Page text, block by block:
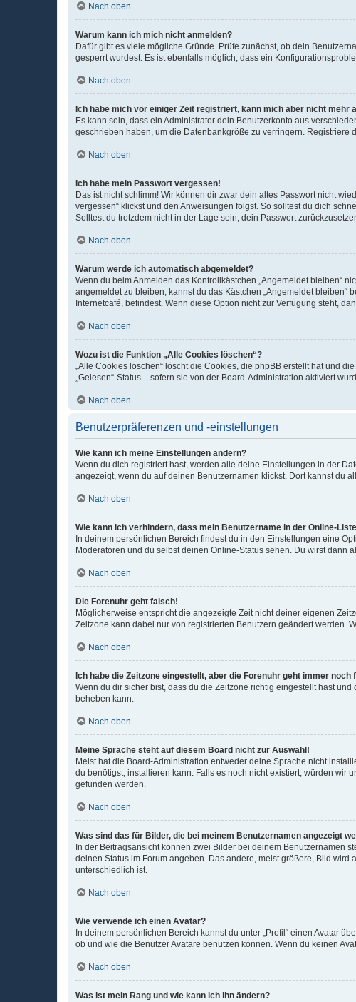
Nach oben
Warum kann ich mich nicht anmelden?
Dafür gibt es viele mögliche Gründe. Prüfe zunächst, ob dein
gesperrt wurdest. Es ist ebenfalls möglich, dass ein
Nach oben
Ich habe mich vor einiger Zeit registriert, kann mich aber nicht mehr
Es kann sein, dass ein Administrator dein Benutzerkonto aus
geschrieben haben, um die Datenbankgröße zu verringern. Registriere
Nach oben
Ich habe mein Passwort vergessen!
Das ist nicht schlimm! Wir können dir zwar dein altes Passwort nicht
vergessen“ klickst und den Anweisungen folgst. So solltest du dich
Solltest du trotzdem nicht in der Lage sein, dein Passwort
Nach oben
Warum werde ich automatisch abgemeldet?
Wenn du beim Anmelden das Kontrollkästchen „Angemeldet bleiben“
angemeldet zu bleiben, kannst du das Kästchen „Angemeldet
Internetcafé, befindest. Wenn diese Option nicht zur Verfügung steht,
Nach oben
Wozu ist die Funktion „Alle Cookies löschen“?
„Alle Cookies löschen“ löscht die Cookies, die phpBB erstellt hat und
„Gelesen“-Status – sofern sie von der Board-Administration aktiviert
Nach oben
Benutzerpräferenzen und -einstellungen
Wie kann ich meine Einstellungen ändern?
Wenn du dich registriert hast, werden alle deine Einstellungen in der
angezeigt, wenn du auf deinen Benutzernamen klickst. Dort kannst du
Nach oben
Wie kann ich verhindern, dass mein Benutzername in der Online-
In deinem persönlichen Bereich findest du in den Einstellungen eine
Moderatoren und du selbst deinen Online-Status sehen. Du wirst dann
Nach oben
Die Forenuhr geht falsch!
Möglicherweise entspricht die angezeigte Zeit nicht deiner eigenen
Zeitzone kann dabei nur von registrierten Benutzern geändert werden.
Nach oben
Ich habe die Zeitzone eingestellt, aber die Forenuhr geht immer noch
Wenn du dir sicher bist, dass du die Zeitzone richtig eingestellt hast
beheben kann.
Nach oben
Meine Sprache steht auf diesem Board nicht zur Auswahl!
Meist hat die Board-Administration entweder deine Sprache nicht
du benötigst, installieren kann. Falls es noch nicht existiert, würden wir
gefunden werden.
Nach oben
Was sind das für Bilder, die bei meinem Benutzernamen angezeigt
In der Beitragsansicht können zwei Bilder bei deinem Benutzernamen
deinen Status im Forum angeben. Das andere, meist größere, Bild
unterschiedlich ist.
Nach oben
Wie verwende ich einen Avatar?
In deinem persönlichen Bereich kannst du unter „Profil“ einen Avatar
ob und wie die Benutzer Avatare benutzen können. Wenn du keinen
Nach oben
Was ist mein Rang und wie kann ich ihn ändern?